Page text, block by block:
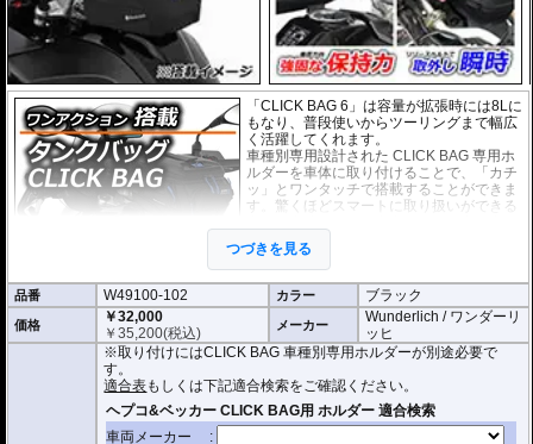
「CLICK BAG 6」は容量が拡張時には8Lに
もなり、普段使いからツーリングまで幅広
く活躍してくれます。
車種別専用設計された CLICK BAG 専用ホ
ルダーを車体に取り付けることで、「カチ
ッ」とワンタッチで搭載することができま
す。驚くほどスマートに取り扱いができる
現。
撥水加工が施された耐久性が非常に高い生
地を採用。
形状保持設計で、中身が空の状態でも型崩れせず、高速走行におけるバタつ
きを防ぎます。
防水インナー、防水ジッパーを装備しており、高い防水性能を有しておりま
す。(完全防水を保証するものではありません)
ジッパーにはタグが付けられており、グローブを付けたままでも簡単に開け
閉めできます。
バッグをホルダーから取り外す時もレシーバーのストラップを引くだけ。給
油時も邪魔になりません。
つづきを見る
品番 W49100-102 カラー ブラック
価格
￥32,000
￥35,200(税込) メーカー
Wunderlich / ワンダーリ
ッヒ
※取り付けにはCLICK BAG 車種別専用ホルダーが別途必要で
す。
適合表もしくは下記適合検索をご確認ください。